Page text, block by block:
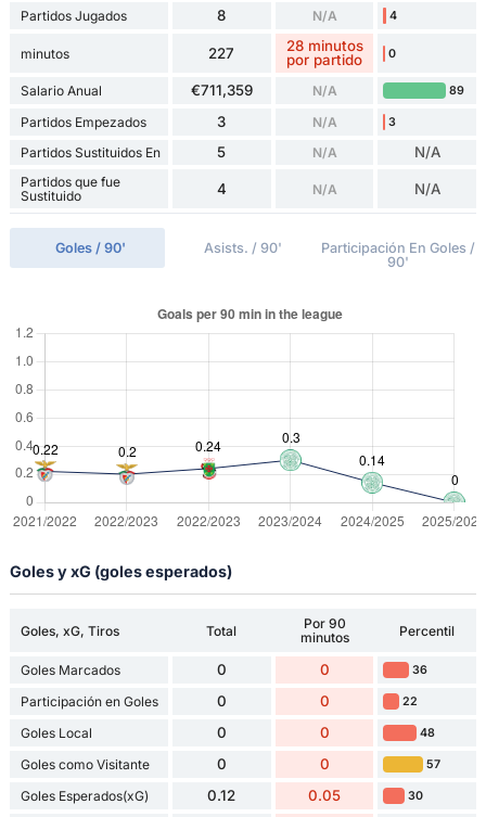
Partidos Jugados 8 N/A 4
minutos 227
28 minutos
por partido
0
Salario Anual €711,359 N/A 89
Partidos Empezados 3 N/A 3
Partidos Sustituidos En 5 N/A N/A
Partidos que fue
Sustituido
4 N/A N/A
Goles / 90' Asists. / 90'
Participación En Goles /
90'
Goles y xG (goles esperados)
Goles, xG, Tiros Total
Por 90
minutos
Percentil
Goles Marcados 0 0 36
Participación en Goles 0 0 22
Goles Local 0 0 48
Goles como Visitante 0 0 57
Goles Esperados(xG) 0.12 0.05 30